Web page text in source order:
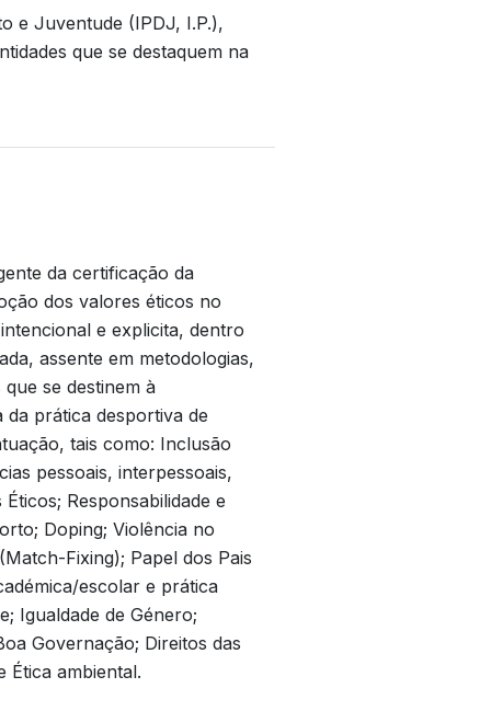
e Juventude (IPDJ, I.P.),
que se destaquem na
da certificação da
dos valores éticos no
e explicita, dentro
assente em metodologias,
se destinem à
prática desportiva de
tais como: Inclusão
pessoais, interpessoais,
Responsabilidade e
Doping; Violência no
Fixing); Papel dos Pais
escolar e prática
Igualdade de Género;
Governação; Direitos das
Ética ambiental.